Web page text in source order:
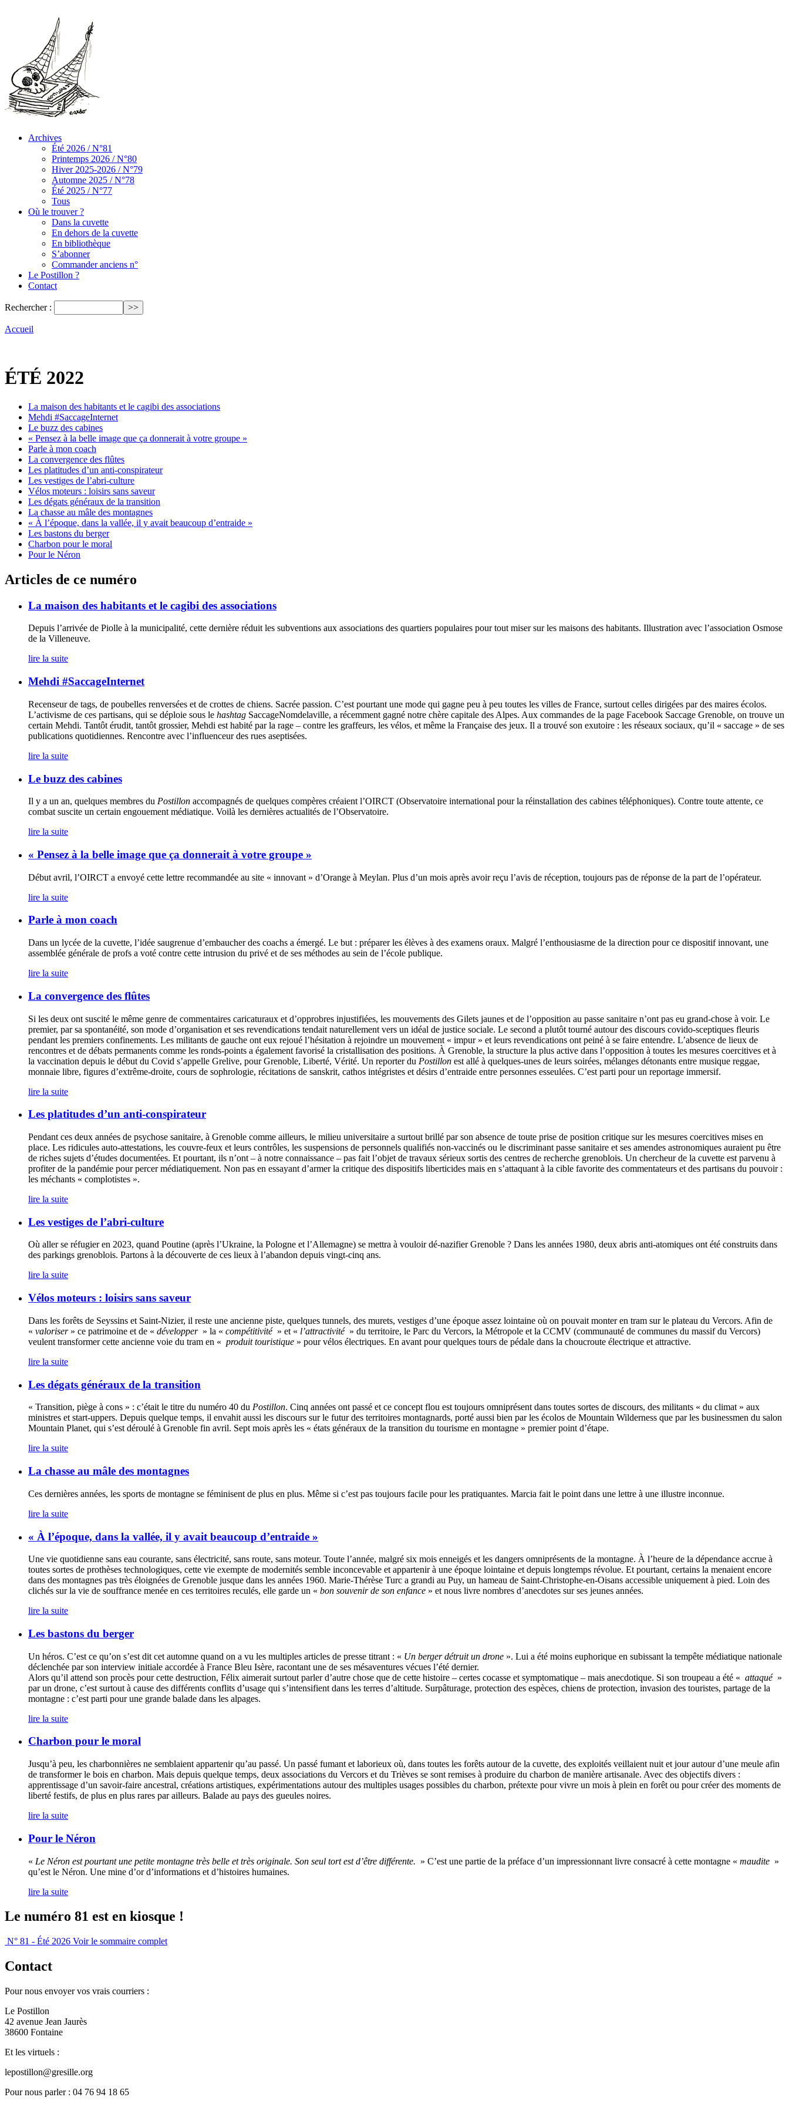
Archives
Été 2026 / N°81
Printemps 2026 / N°80
Hiver 2025-2026 / N°79
Automne 2025 / N°78
Été 2025 / N°77
Tous
Où le trouver ?
Dans la cuvette
En dehors de la cuvette
En bibliothèque
S’abonner
Commander anciens n°
Le Postillon ?
Contact
Rechercher :
Accueil
ÉTÉ 2022
La maison des habitants et le cagibi des associations
Mehdi #SaccageInternet
Le buzz des cabines
« Pensez à la belle image que ça donnerait à votre groupe »
Parle à mon coach
La convergence des flûtes
Les platitudes d’un anti-conspirateur
Les vestiges de l’abri-culture
Vélos moteurs : loisirs sans saveur
Les dégats généraux de la transition
La chasse au mâle des montagnes
« À l’époque, dans la vallée, il y avait beaucoup d’entraide »
Les bastons du berger
Charbon pour le moral
Pour le Néron
Articles de ce numéro
La maison des habitants et le cagibi des associations
Depuis l’arrivée de Piolle à la municipalité, cette dernière réduit les subventions aux associations des quartiers populaires pour tout miser sur les maisons des habitants. Illustration avec l’association Osmose
de la Villeneuve.
lire la suite
Mehdi #SaccageInternet
Recenseur de tags, de poubelles renversées et de crottes de chiens. Sacrée passion. C’est pourtant une mode qui gagne peu à peu toutes les villes de France, surtout celles dirigées par des maires écolos.
L’activisme de ces partisans, qui se déploie sous le hashtag SaccageNomdelaville, a récemment gagné notre chère capitale des Alpes. Aux commandes de la page Facebook Saccage Grenoble, on trouve un
certain Mehdi. Tantôt érudit, tantôt grossier, Mehdi est habité par la rage – contre les graffeurs, les vélos, et même la Française des jeux. Il a trouvé son exutoire : les réseaux sociaux, qu’il « saccage » de ses
publications quotidiennes. Rencontre avec l’influenceur des rues aseptisées.
lire la suite
Le buzz des cabines
Il y a un an, quelques membres du Postillon accompagnés de quelques compères créaient l’OIRCT (Observatoire international pour la réinstallation des cabines téléphoniques). Contre toute attente, ce
combat suscite un certain engouement médiatique. Voilà les dernières actualités de l’Observatoire.
lire la suite
« Pensez à la belle image que ça donnerait à votre groupe »
Début avril, l’OIRCT a envoyé cette lettre recommandée au site « innovant » d’Orange à Meylan. Plus d’un mois après avoir reçu l’avis de réception, toujours pas de réponse de la part de l’opérateur.
lire la suite
Parle à mon coach
Dans un lycée de la cuvette, l’idée saugrenue d’embaucher des coachs a émergé. Le but : préparer les élèves à des examens oraux. Malgré l’enthousiasme de la direction pour ce dispositif innovant, une
assemblée générale de profs a voté contre cette intrusion du privé et de ses méthodes au sein de l’école publique.
lire la suite
La convergence des flûtes
Si les deux ont suscité le même genre de commentaires caricaturaux et d’opprobres injustifiées, les mouvements des Gilets jaunes et de l’opposition au passe sanitaire n’ont pas eu grand-chose à voir. Le
premier, par sa spontanéité, son mode d’organisation et ses revendications tendait naturellement vers un idéal de justice sociale. Le second a plutôt tourné autour des discours covido-sceptiques fleuris
pendant les premiers confinements. Les militants de gauche ont eux rejoué l’hésitation à rejoindre un mouvement « impur » et leurs revendications ont peiné à se faire entendre. L’absence de lieux de
rencontres et de débats permanents comme les ronds-points a également favorisé la cristallisation des positions. À Grenoble, la structure la plus active dans l’opposition à toutes les mesures coercitives et à
la vaccination depuis le début du Covid s’appelle Grelive, pour Grenoble, Liberté, Vérité. Un reporter du Postillon est allé à quelques-unes de leurs soirées, mélanges détonants entre musique reggae,
monnaie libre, figures d’extrême-droite, cours de sophrologie, récitations de sanskrit, cathos intégristes et désirs d’entraide entre personnes esseulées. C’est parti pour un reportage immersif.
lire la suite
Les platitudes d’un anti-conspirateur
Pendant ces deux années de psychose sanitaire, à Grenoble comme ailleurs, le milieu universitaire a surtout brillé par son absence de toute prise de position critique sur les mesures coercitives mises en
place. Les ridicules auto-attestations, les couvre-feux et leurs contrôles, les suspensions de personnels qualifiés non-vaccinés ou le discriminant passe sanitaire et ses amendes astronomiques auraient pu être
de riches sujets d’études documentées. Et pourtant, ils n’ont – à notre connaissance – pas fait l’objet de travaux sérieux sortis des centres de recherche grenoblois. Un chercheur de la cuvette est parvenu à
profiter de la pandémie pour percer médiatiquement. Non pas en essayant d’armer la critique des dispositifs liberticides mais en s’attaquant à la cible favorite des commentateurs et des partisans du pouvoir :
les méchants « complotistes ».
lire la suite
Les vestiges de l’abri-culture
Où aller se réfugier en 2023, quand Poutine (après l’Ukraine, la Pologne et l’Allemagne) se mettra à vouloir dé-nazifier Grenoble ? Dans les années 1980, deux abris anti-atomiques ont été construits dans
des parkings grenoblois. Partons à la découverte de ces lieux à l’abandon depuis vingt-cinq ans.
lire la suite
Vélos moteurs : loisirs sans saveur
Dans les forêts de Seyssins et Saint-Nizier, il reste une ancienne piste, quelques tunnels, des murets, vestiges d’une époque assez lointaine où on pouvait monter en tram sur le plateau du Vercors. Afin de
« valoriser» ce patrimoine et de « développer » la « compétitivité » et « l’attractivité » du territoire, le Parc du Vercors, la Métropole et la CCMV (communauté de communes du massif du Vercors)
veulent transformer cette ancienne voie du tram en « produit touristique » pour vélos électriques. En avant pour quelques tours de pédale dans la choucroute électrique et attractive.
lire la suite
Les dégats généraux de la transition
« Transition, piège à cons » : c’était le titre du numéro 40 du Postillon. Cinq années ont passé et ce concept flou est toujours omniprésent dans toutes sortes de discours, des militants « du climat » aux
ministres et start-uppers. Depuis quelque temps, il envahit aussi les discours sur le futur des territoires montagnards, porté aussi bien par les écolos de Mountain Wilderness que par les businessmen du salon
Mountain Planet, qui s’est déroulé à Grenoble fin avril. Sept mois après les « états généraux de la transition du tourisme en montagne » premier point d’étape.
lire la suite
La chasse au mâle des montagnes
Ces dernières années, les sports de montagne se féminisent de plus en plus. Même si c’est pas toujours facile pour les pratiquantes. Marcia fait le point dans une lettre à une illustre inconnue.
lire la suite
« À l’époque, dans la vallée, il y avait beaucoup d’entraide »
Une vie quotidienne sans eau courante, sans électricité, sans route, sans moteur. Toute l’année, malgré six mois enneigés et les dangers omniprésents de la montagne. À l’heure de la dépendance accrue à
toutes sortes de prothèses technologiques, cette vie exempte de modernités semble inconcevable et appartenir à une époque lointaine et depuis longtemps révolue. Et pourtant, certains la menaient encore
dans des montagnes pas très éloignées de Grenoble jusque dans les années 1960. Marie-Thérèse Turc a grandi au Puy, un hameau de Saint-Christophe-en-Oisans accessible uniquement à pied. Loin des
clichés sur la vie de souffrance menée en ces territoires reculés, elle garde un « bon souvenir de son enfance » et nous livre nombres d’anecdotes sur ses jeunes années.
lire la suite
Les bastons du berger
Un héros. C’est ce qu’on s’est dit cet automne quand on a vu les multiples articles de presse titrant : « Un berger détruit un drone ». Lui a été moins euphorique en subissant la tempête médiatique nationale
déclenchée par son interview initiale accordée à France Bleu Isère, racontant une de ses mésaventures vécues l’été dernier.
Alors qu’il attend son procès pour cette destruction, Félix aimerait surtout parler d’autre chose que de cette histoire – certes cocasse et symptomatique – mais anecdotique. Si son troupeau a été « attaqué »
par un drone, c’est surtout à cause des différents conflits d’usage qui s’intensifient dans les terres d’altitude. Surpâturage, protection des espèces, chiens de protection, invasion des touristes, partage de la
montagne : c’est parti pour une grande balade dans les alpages.
lire la suite
Charbon pour le moral
Jusqu’à peu, les charbonnières ne semblaient appartenir qu’au passé. Un passé fumant et laborieux où, dans toutes les forêts autour de la cuvette, des exploités veillaient nuit et jour autour d’une meule afin
de transformer le bois en charbon. Mais depuis quelque temps, deux associations du Vercors et du Trièves se sont remises à produire du charbon de manière artisanale. Avec des objectifs divers :
apprentissage d’un savoir-faire ancestral, créations artistiques, expérimentations autour des multiples usages possibles du charbon, prétexte pour vivre un mois à plein en forêt ou pour créer des moments de
liberté festifs, de plus en plus rares par ailleurs. Balade au pays des gueules noires.
lire la suite
Pour le Néron
« Le Néron est pourtant une petite montagne très belle et très originale. Son seul tort est d’être différente. » C’est une partie de la préface d’un impressionnant livre consacré à cette montagne « maudite »
qu’est le Néron. Une mine d’or d’informations et d’histoires humaines.
lire la suite
Le numéro 81 est en kiosque !
N° 81 - Été 2026 Voir le sommaire complet
Contact
Pour nous envoyer vos vrais courriers :
Le Postillon
42 avenue Jean Jaurès
38600 Fontaine
Et les virtuels :
lepostillon@gresille.org
Pour nous parler : 04 76 94 18 65